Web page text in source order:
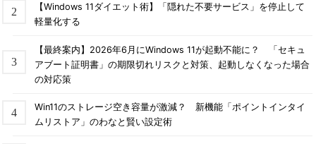
【Windows 11ダイエット術】「隠れた不要サービス」を停止して
軽量化する
【最終案内】2026年6月にWindows 11が起動不能に？ 「セキュ
アブート証明書」の期限切れリスクと対策、起動しなくなった場合
の対応策
Win11のストレージ空き容量が激減？ 新機能「ポイントインタイ
ムリストア」のわなと賢い設定術